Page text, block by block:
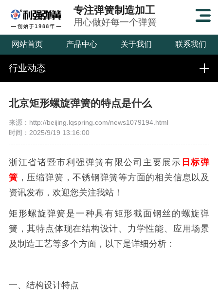
专注弹簧制造加工
用心做好每一个弹簧
网站首页 产品中心 关于我们 联系我们
行业动态
北京矩形螺旋弹簧的特点是什么
来源：http://beijing.lqspring.com/news1079194.html
时间：2025/9/19 13:16:00
浙江省诸暨市利强弹簧有限公司主要展示 日标弹
簧 ，压缩弹簧，不锈钢弹簧等方面的相关信息以及
资讯发布，欢迎您关注我站！
矩形螺旋弹簧是一种具有矩形截面钢丝的螺旋弹
簧，其特点体现在结构设计、力学性能、应用场景
及制造工艺等多个方面，以下是详细分析：
一、结构设计特点